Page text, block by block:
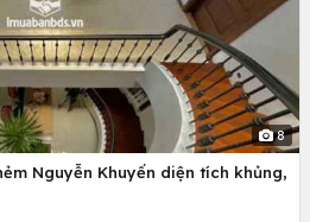
8
Nguyễn Khuyến diện tích khủng,